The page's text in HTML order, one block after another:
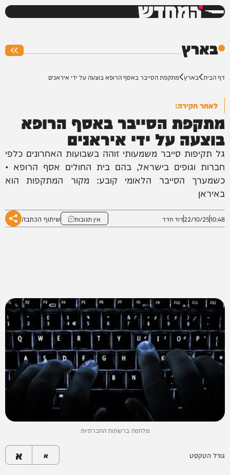
המחדש
בארץ
דף הבית בארץ מתקפת הסייבר באסף הרופא בוצעה על ידי איראנים
לאחר חקירה:
מתקפת הסייבר באסף הרופא
בוצעה על ידי איראנים
גל תקיפות סייבר משמעותי זוהה בשבועות האחרונים כלפי
חברות וגופים בישראל, בהם בית החולים אסף הרופא •
כשמערך הסייבר הלאומי קובע: מקור המתקפות הוא
באיראן
10:48
22/10/25דוד חדד אין תגובות שיתוף הכתבה
מלחמה ברשתות החברתיות
גודל הטקסט א א